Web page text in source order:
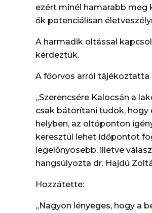
ezért minél hamarabb meg
ők potenciálisan
A harmadik oltással
kérdeztük.
A főorvos arról tájékoztatta
„Szerencsére Kalocsán a
csak bátorítani tudok, hogy
helyben, az oltóponton
keresztül lehet időpontot
legelőnyösebb, illetve
hangsúlyozta dr. Hajdú
Hozzátette:
„Nagyon lényeges, hogy a